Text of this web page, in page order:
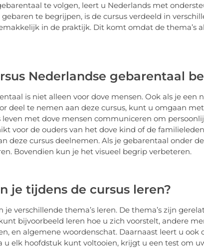
te volgen, leert u Nederlands met
te begrijpen, is de cursus verdeeld in
in de praktijk. Dit komt omdat de thema’s
Nederlandse gebarentaal
is niet alleen voor dove mensen. Ook als je een
deel te nemen aan deze cursus, kunt u omgaan
met dove mensen communiceren om
voor de ouders van het dove kind of de
deze cursus deelnemen. Als je gebarentaal onder
Bovendien kun je het visueel begrip verbeteren.
je tijdens de cursus leren?
verschillende thema’s leren. De thema’s zijn
bijvoorbeeld leren hoe u zich voorstelt, andere
en algemene woordenschat. Daarnaast leert u ook
u elk hoofdstuk kunt voltooien, krijgt u een test om